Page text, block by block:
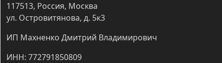
117513, Россия, Москва
ул. Островитянова, д. 5к3
ИП Махненко Дмитрий Владимирович
ИНН: 772791850809